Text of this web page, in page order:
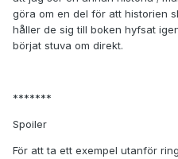
göra om en del för att historien
håller de sig till boken hyfsat
börjat stuva om direkt.
*******
Spoiler
För att ta ett exempel utanför